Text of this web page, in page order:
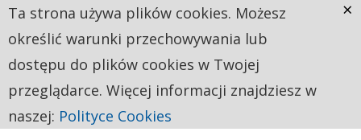
Ta strona używa plików cookies. Możesz
określić warunki przechowywania lub
dostępu do plików cookies w Twojej
przeglądarce. Więcej informacji znajdziesz w
naszej: Polityce Cookies
×